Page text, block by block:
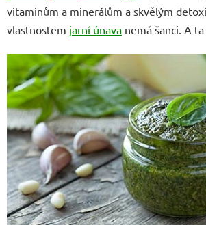
vitaminům a minerálům a skvělým
vlastnostem jarní únava nemá šanci. A